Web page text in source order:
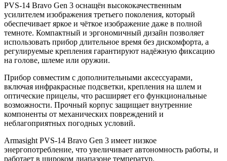
PVS-14 Bravo Gen 3 оснащён высококачественным
усилителем изображения третьего поколения, который
обеспечивает яркое и чёткое изображение даже в полной
темноте. Компактный и эргономичный дизайн позволяет
использовать прибор длительное время без дискомфорта, а
регулируемые крепления гарантируют надёжную фиксацию
на голове, шлеме или оружии.
Прибор совместим с дополнительными аксессуарами,
включая инфракрасные подсветки, крепления на шлем и
оптические прицелы, что расширяет его функциональные
возможности. Прочный корпус защищает внутренние
компоненты от механических повреждений и
неблагоприятных погодных условий.
Armasight PVS-14 Bravo Gen 3 имеет низкое
энергопотребление, что увеличивает автономность работы, и
работает в широком диапазоне температур.